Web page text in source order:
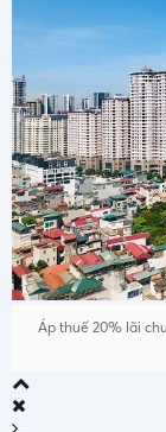
Áp thuế 20% lãi